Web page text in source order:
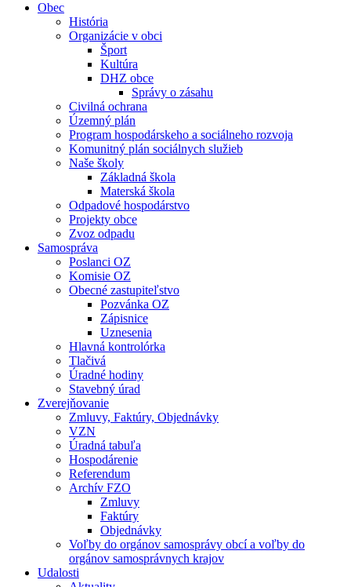
Obec
História
Organizácie v obci
Šport
Kultúra
DHZ obce
Správy o zásahu
Civilná ochrana
Územný plán
Program hospodárskeho a sociálneho rozvoja
Komunitný plán sociálnych služieb
Naše školy
Základná škola
Materská škola
Odpadové hospodárstvo
Projekty obce
Zvoz odpadu
Samospráva
Poslanci OZ
Komisie OZ
Obecné zastupiteľstvo
Pozvánka OZ
Zápisnice
Uznesenia
Hlavná kontrolórka
Tlačivá
Úradné hodiny
Stavebný úrad
Zverejňovanie
Zmluvy, Faktúry, Objednávky
VZN
Úradná tabuľa
Hospodárenie
Referendum
Archív FZO
Zmluvy
Faktúry
Objednávky
Voľby do orgánov samosprávy obcí a voľby do
orgánov samosprávnych krajov
Udalosti